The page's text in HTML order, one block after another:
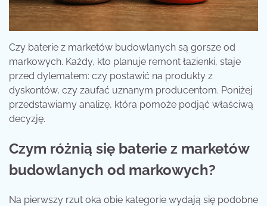
Czy baterie z marketów budowlanych są gorsze od
markowych. Każdy, kto planuje remont łazienki, staje
przed dylematem: czy postawić na produkty z
dyskontów, czy zaufać uznanym producentom. Poniżej
przedstawiamy analizę, która pomoże podjąć właściwą
decyzję.
Czym różnią się baterie z marketów
budowlanych od markowych?
Na pierwszy rzut oka obie kategorie wydają się podobne